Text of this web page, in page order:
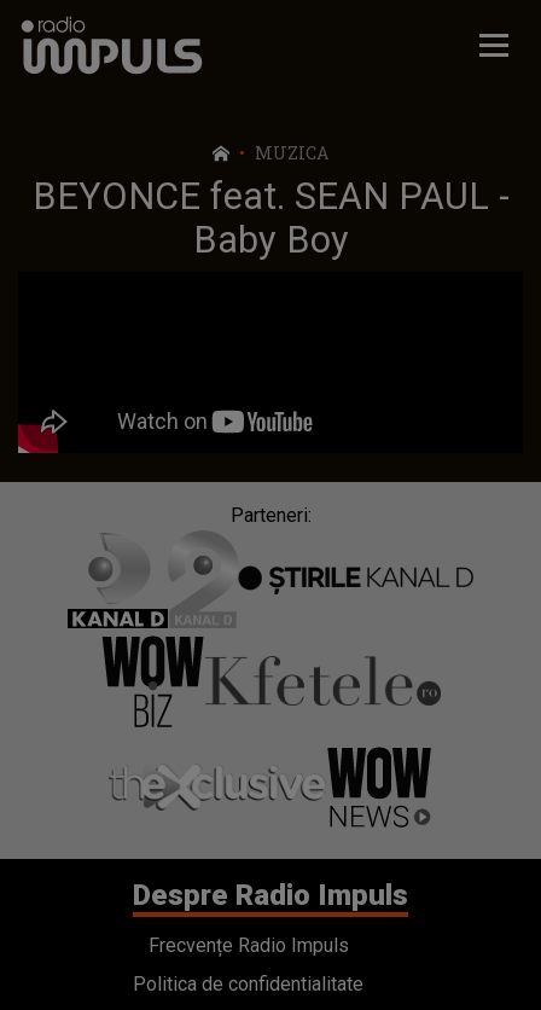
Radio Impuls
MUZICA
BEYONCE feat. SEAN PAUL -
Baby Boy
Parteneri:
Despre Radio Impuls
Frecvențe Radio Impuls
Politica de confidentialitate